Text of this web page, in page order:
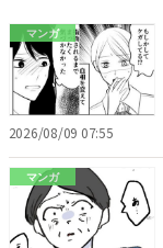
マンガ
2026/08/09 07:55
マンガ